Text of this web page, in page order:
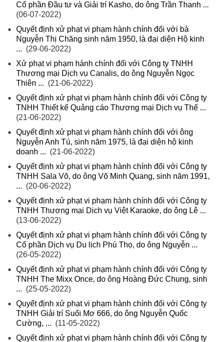
Cổ phần Đầu tư và Giải trí Kasho, do ông Trần Thanh ...
(06-07-2022)
Quyết định xử phạt vi phạm hành chính đối với bà
Nguyễn Thị Chăng sinh năm 1950, là đại diện Hộ kinh
... (29-06-2022)
Xử phạt vi phạm hành chính đối với Công ty TNHH
Thương mại Dịch vụ Canalis, do ông Nguyễn Ngọc
Thiên ... (21-06-2022)
Quyết định xử phạt vi phạm hành chính đối với Công ty
TNHH Thiết kế Quảng cáo Thương mại Dịch vụ Thế ...
(21-06-2022)
Quyết định xử phạt vi phạm hành chính đối với ông
Nguyễn Anh Tú, sinh năm 1975, là đại diện hộ kinh
doanh ... (21-06-2022)
Quyết định xử phạt vi phạm hành chính đối với Công ty
TNHH Sala Võ, do ông Võ Minh Quang, sinh năm 1991,
... (20-06-2022)
Quyết định xử phạt vi phạm hành chính đối với Công ty
TNHH Thương mại Dịch vụ Việt Karaoke, do ông Lê ...
(13-06-2022)
Quyết định xử phạt vi phạm hành chính đối với Công ty
Cổ phần Dịch vụ Du lịch Phú Thọ, do ông Nguyễn ...
(26-05-2022)
Quyết định xử phạt vi phạm hành chính đối với Công ty
TNHH The Mixx Once, do ông Hoàng Đức Chung, sinh
... (25-05-2022)
Quyết định xử phạt vi phạm hành chính đối với Công ty
TNHH Giải trí Suối Mơ 666, do ông Nguyễn Quốc
Cường, ... (11-05-2022)
Quyết định xử phạt vi phạm hành chính đối với Công ty